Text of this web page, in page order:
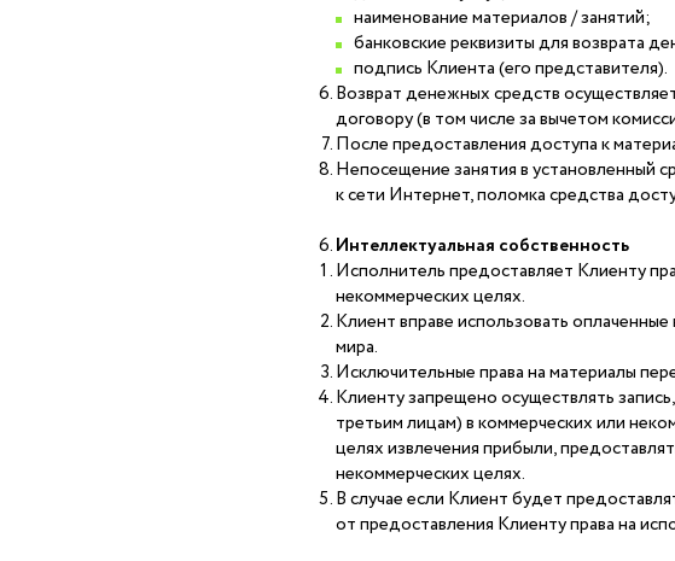
наименование материалов / занятий;
банковские реквизиты для возврата
подпись Клиента (его представителя).
Возврат денежных средств
договору (в том числе за вычетом
После предоставления доступа к
Непосещение занятия в установленный
к сети Интернет, поломка средства
Интеллектуальная собственность
Исполнитель предоставляет Клиенту
некоммерческих целях.
Клиент вправе использовать
мира.
Исключительные права на материалы
Клиенту запрещено осуществлять
третьим лицам) в коммерческих или
целях извлечения прибыли,
некоммерческих целях.
В случае если Клиент будет
от предоставления Клиенту права на